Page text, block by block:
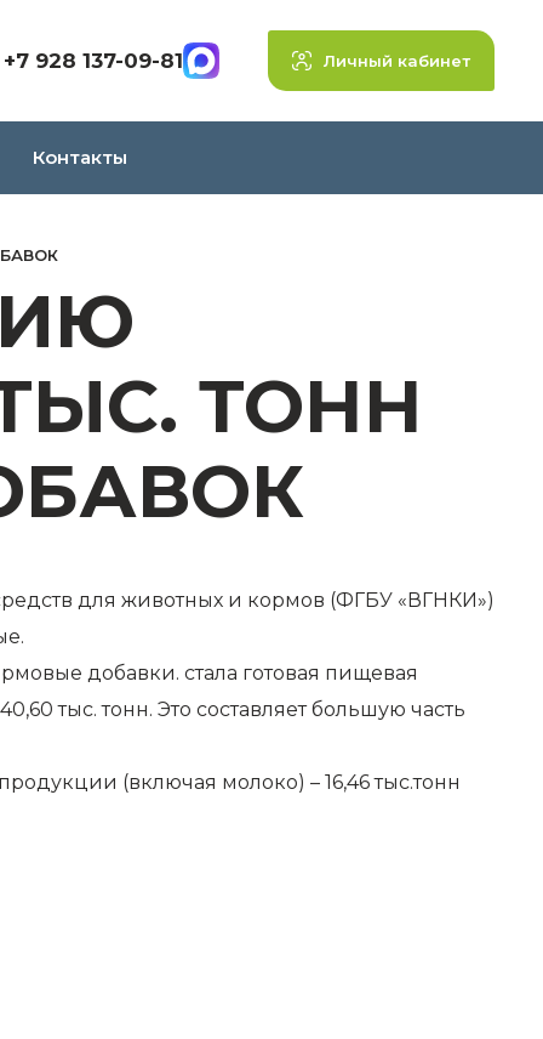
+7 928 137-09-81 Личный кабинет
Контакты
ТОНН
для животных и кормов (ФГБУ «ВГНКИ»)
добавки. стала готовая пищевая
тыс. тонн. Это составляет большую часть
(включая молоко) – 16,46 тыс.тонн